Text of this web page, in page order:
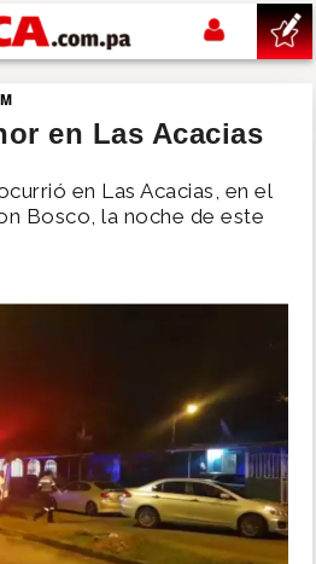
en Las Acacias
en Las Acacias, en el
Bosco, la noche de este